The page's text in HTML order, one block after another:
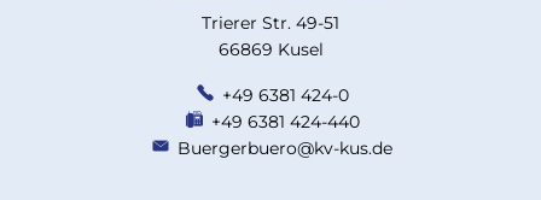
Trierer Str. 49-51
66869 Kusel
+49 6381 424-0
+49 6381 424-440
Buergerbuero@kv-kus.de